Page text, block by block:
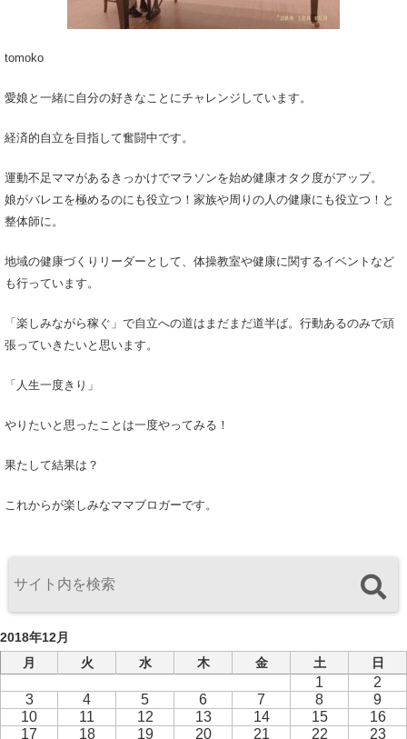
tomoko
愛娘と一緒に自分の好きなことにチャレンジしています。
経済的自立を目指して奮闘中です。
運動不足ママがあるきっかけでマラソンを始め健康オタク度がアップ。
娘がバレエを極めるのにも役立つ！家族や周りの人の健康にも役立つ！と
整体師に。
地域の健康づくりリーダーとして、体操教室や健康に関するイベントなど
も行っています。
「楽しみながら稼ぐ」で自立への道はまだまだ道半ば。行動あるのみで頑
張っていきたいと思います。
「人生一度きり」
やりたいと思ったことは一度やってみる！
果たして結果は？
これからが楽しみなママブロガーです。
2018年12月
月
火 水 木 金 土 日
1
2
3
4 5 6 7 8
9
10
11 12 13 14 15
16
17
18 19 20 21 22 23